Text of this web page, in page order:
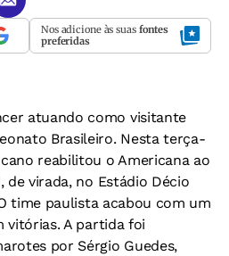
Nos adicione às suas fontes
preferidas
atuando como visitante
Brasileiro. Nesta terça-
reabilitou o Americana ao
de virada, no Estádio Décio
time paulista acabou com um
vitórias. A partida foi
por Sérgio Guedes,